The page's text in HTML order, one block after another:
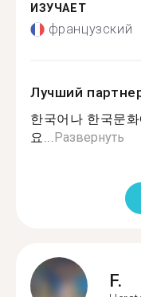
ИЗУЧАЕТ
французский
Лучший
한국어나 한국문
요...Развернуть
F.